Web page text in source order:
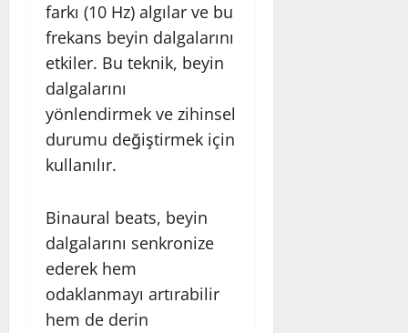
farkı (10 Hz) algılar ve bu
frekans beyin dalgalarını
etkiler. Bu teknik, beyin
dalgalarını
yönlendirmek ve zihinsel
durumu değiştirmek için
kullanılır.
Binaural beats, beyin
dalgalarını senkronize
ederek hem
odaklanmayı artırabilir
hem de derin